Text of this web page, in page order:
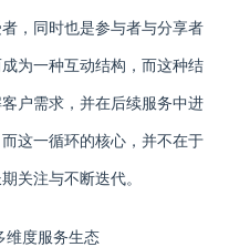
，同时也是参与者与分享者
为一种互动结构，而这种结
户需求，并在后续服务中进
这一循环的核心，并不在于
关注与不断迭代。
维度服务生态